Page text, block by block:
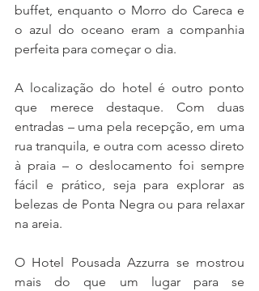
buffet, enquanto o Morro do Careca e
o azul do oceano eram a companhia
perfeita para começar o dia.
A localização do hotel é outro ponto
que merece destaque. Com duas
entradas – uma pela recepção, em uma
rua tranquila, e outra com acesso direto
à praia – o deslocamento foi sempre
fácil e prático, seja para explorar as
belezas de Ponta Negra ou para relaxar
na areia.
O Hotel Pousada Azzurra se mostrou
mais do que um lugar para se